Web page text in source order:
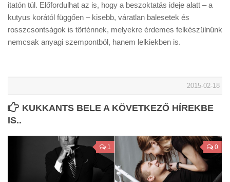
itatón túl. Előfordulhat az is, hogy a beszoktatás ideje alatt – a
kutyus korától függően – kisebb, váratlan balesetek és
rosszcsontságok is történnek, melyekre érdemes felkészülnünk
nemcsak anyagi szempontból, hanem lelkiekben is.
2015-02-18
KUKKANTS BELE A KÖVETKEZŐ HÍREKBE
IS..
1 0